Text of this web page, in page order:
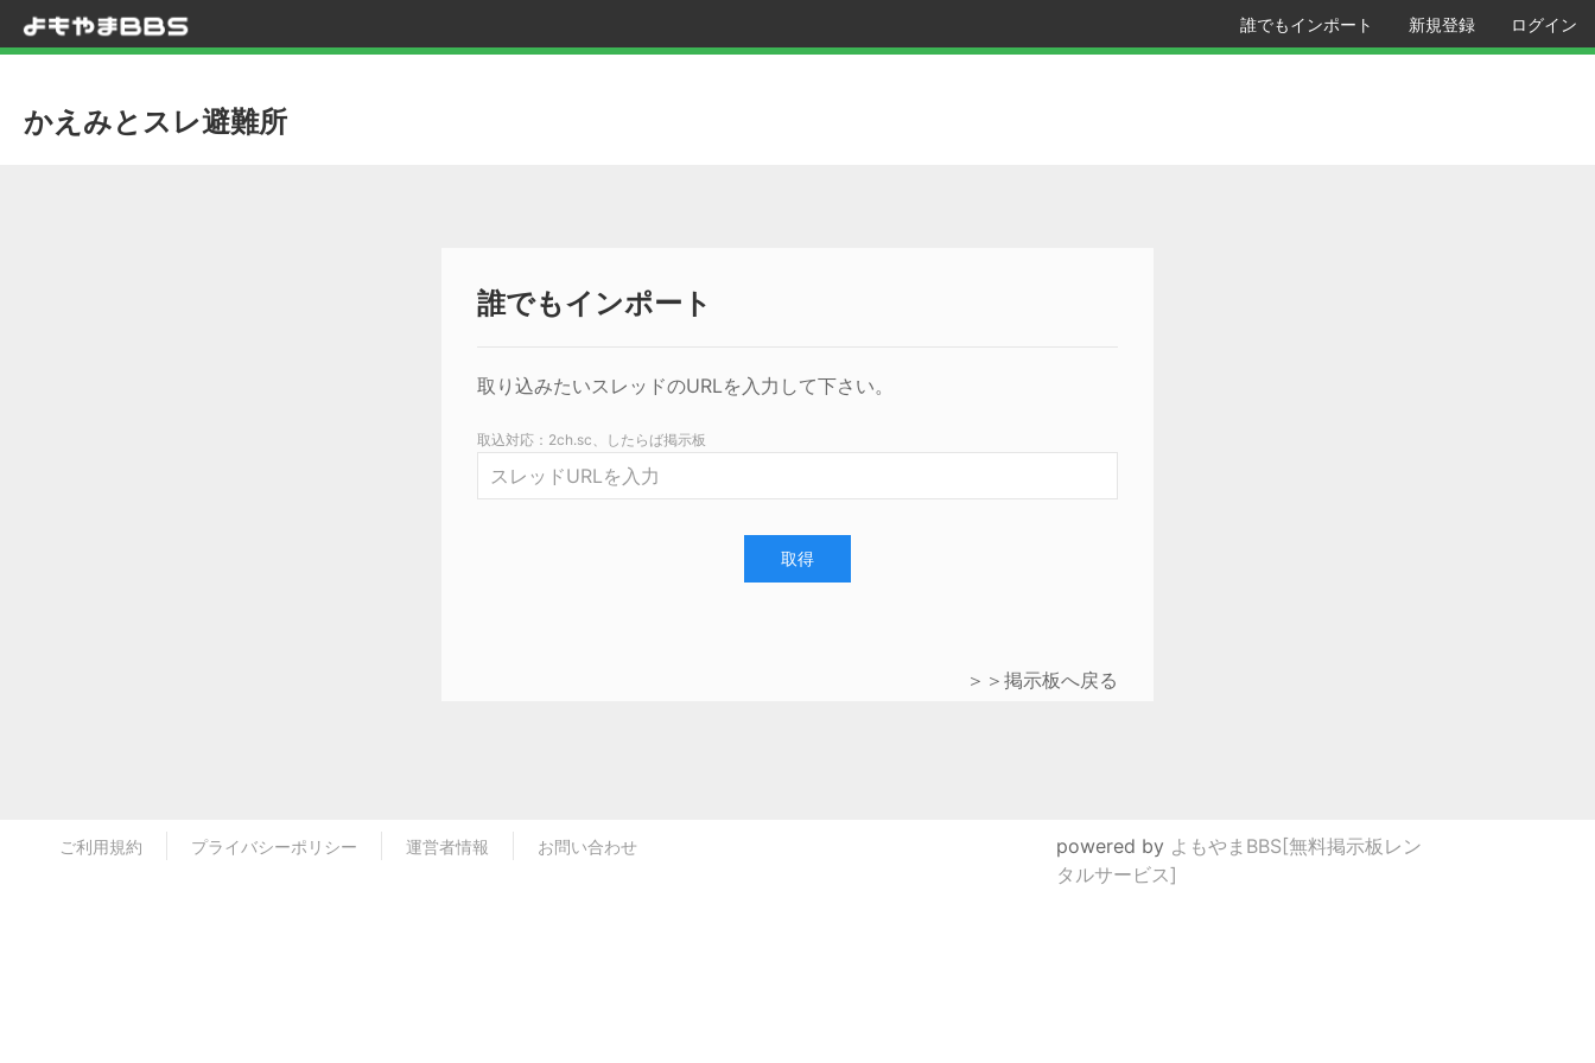
誰でもインポート 新規登録 ログイン
かえみとスレ避難所
誰でもインポート
取り込みたいスレッドのURLを入力して下さい。
取込対応：2ch.sc、したらば掲示板
取得
＞＞掲示板へ戻る
ご利用規約 プライバシーポリシー 運営者情報 お問い合わせ powered by よもやまBBS[無料掲示板レン
タルサービス]